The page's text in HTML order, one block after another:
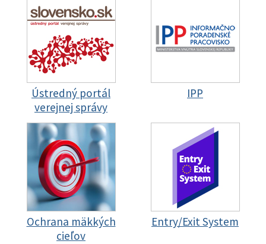
Ústredný portál
verejnej správy
IPP
Ochrana mäkkých
cieľov
Entry/Exit System